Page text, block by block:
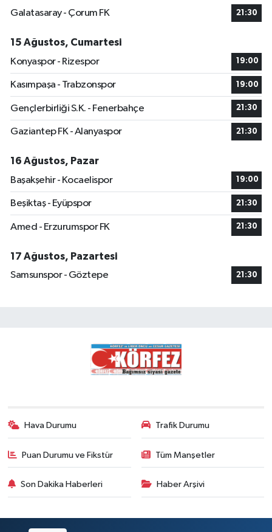
Galatasaray - Çorum FK
21:30
15 Ağustos, Cumartesi
Konyaspor - Rizespor
19:00
Kasımpaşa - Trabzonspor 19:00
Gençlerbirliği S.K. - Fenerbahçe 21:30
Gaziantep FK - Alanyaspor 21:30
16 Ağustos, Pazar
Başakşehir - Kocaelispor
19:00
Beşiktaş - Eyüpspor 21:30
Amed - Erzurumspor FK 21:30
17 Ağustos, Pazartesi
Samsunspor - Göztepe
21:30
Hava Durumu Trafik Durumu
Puan Durumu ve Fikstür Tüm Manşetler
Son Dakika Haberleri Haber Arşivi